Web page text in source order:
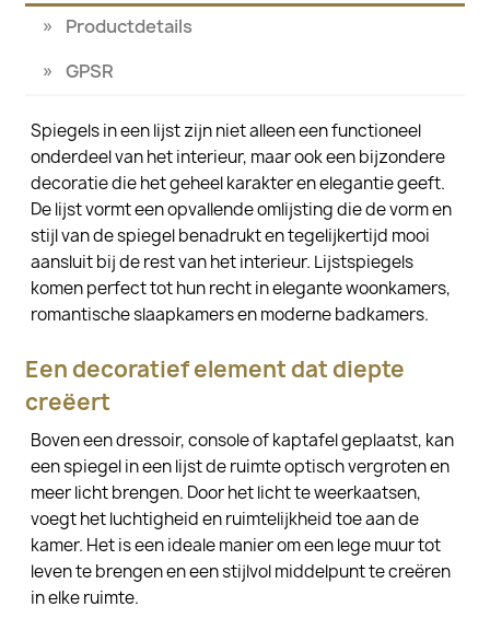
Productdetails
GPSR
Spiegels in een lijst zijn niet alleen een functioneel
onderdeel van het interieur, maar ook een bijzondere
decoratie die het geheel karakter en elegantie geeft.
De lijst vormt een opvallende omlijsting die de vorm en
stijl van de spiegel benadrukt en tegelijkertijd mooi
aansluit bij de rest van het interieur. Lijstspiegels
komen perfect tot hun recht in elegante woonkamers,
romantische slaapkamers en moderne badkamers.
Een decoratief element dat diepte
creëert
Boven een dressoir, console of kaptafel geplaatst, kan
een spiegel in een lijst de ruimte optisch vergroten en
meer licht brengen. Door het licht te weerkaatsen,
voegt het luchtigheid en ruimtelijkheid toe aan de
kamer. Het is een ideale manier om een lege muur tot
leven te brengen en een stijlvol middelpunt te creëren
in elke ruimte.